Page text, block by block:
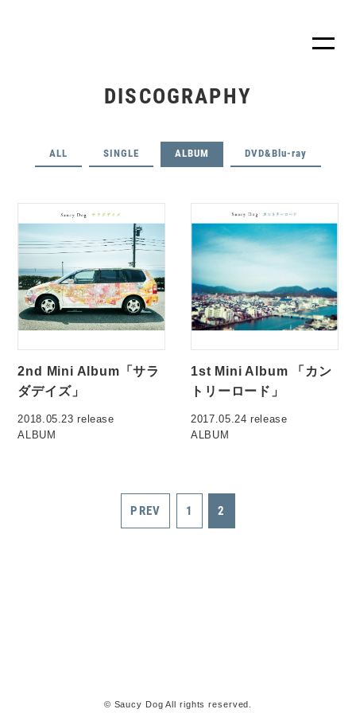
DISCOGRAPHY
ALL SINGLE ALBUM DVD&Blu-ray
2nd Mini Album「サラ
ダデイズ」
2018.05.23 release
ALBUM
1st Mini Album 「カン
トリーロード」
2017.05.24 release
ALBUM
PREV 1 2
© Saucy Dog All rights reserved.